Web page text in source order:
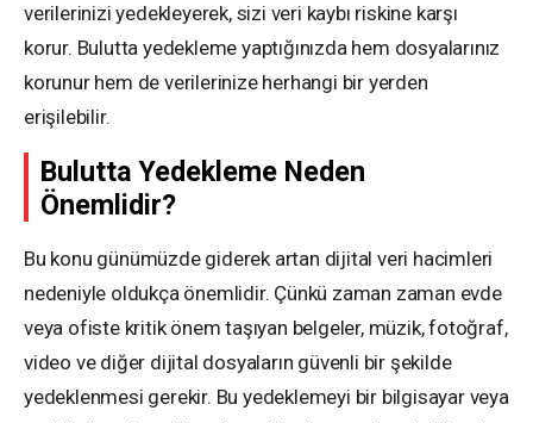
verilerinizi yedekleyerek, sizi veri kaybı riskine karşı
korur. Bulutta yedekleme yaptığınızda hem dosyalarınız
korunur hem de verilerinize herhangi bir yerden
erişilebilir.
Bulutta Yedekleme Neden
Önemlidir?
Bu konu günümüzde giderek artan dijital veri hacimleri
nedeniyle oldukça önemlidir. Çünkü zaman zaman evde
veya ofiste kritik önem taşıyan belgeler, müzik, fotoğraf,
video ve diğer dijital dosyaların güvenli bir şekilde
yedeklenmesi gerekir. Bu yedeklemeyi bir bilgisayar veya